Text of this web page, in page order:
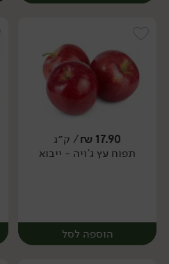
יח׳ ק״ג
17.90
₪/ ק״ג
תפוח עץ ג'ויה - ייבוא
הוספה לסל